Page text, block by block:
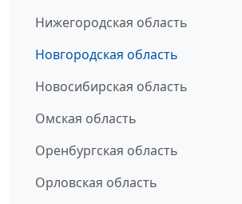
Нижегородская область
Новгородская область
Новосибирская область
Омская область
Оренбургская область
Орловская область